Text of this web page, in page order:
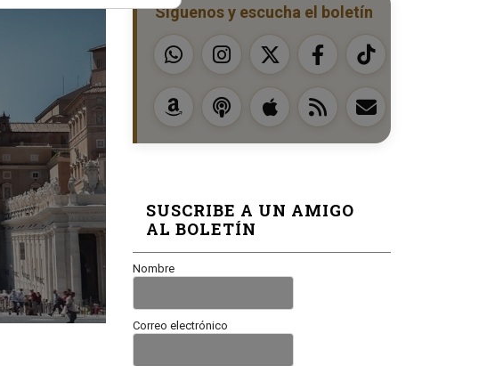
Síguenos y escucha el boletín
SUSCRIBE A UN AMIGO
AL BOLETÍN
Nombre
Correo electrónico